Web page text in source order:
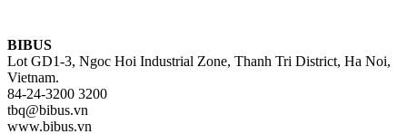
BIBUS
Lot GD1-3, Ngoc Hoi Industrial Zone, Thanh Tri District, Ha Noi,
Vietnam.
84-24-3200 3200
tbq@bibus.vn
www.bibus.vn